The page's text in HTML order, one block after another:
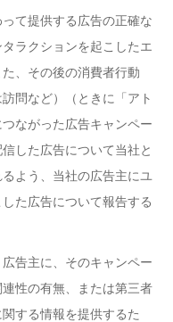
て提供する広告の正確な
ラクションを起こしたエ
、その後の消費者行動
問など）（ときに「アト
ながった広告キャンペー
した広告について当社と
よう、当社の広告主にユ
た広告について報告する
告主に、そのキャンペー
性の有無、または第三者
する情報を提供するた